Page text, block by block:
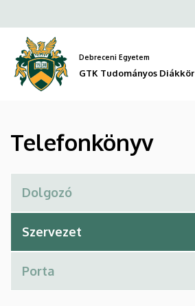
GTK
Tudományos
Diákkör
a
tartalomra
Debreceni Egyetem
GTK Tudományos Diákkör
Telefonkönyv